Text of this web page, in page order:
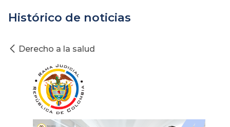
Histórico de noticias
Derecho a la salud